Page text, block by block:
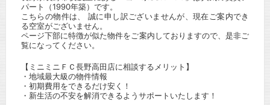
パート（1990年築）です。
こちらの物件は、 誠に申し訳ございませんが、現在ご案内でき
る空室がございません。
ページ下部に特徴が似た物件をご案内しておりますので、是非ご
覧になってください。
【ミニミニＦＣ長野高田店に相談するメリット】
・地域最大級の物件情報
・初期費用をできるだけ安く！
・新生活の不安を解消できるようサポートいたします！